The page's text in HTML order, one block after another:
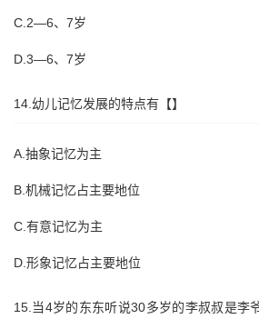
C.2—6、7岁
D.3—6、7岁
14.幼儿记忆发展的特点有【】
A.抽象记忆为主
B.机械记忆占主要地位
C.有意记忆为主
D.形象记忆占主要地位
15.当4岁的东东听说30多岁的李叔叔是李